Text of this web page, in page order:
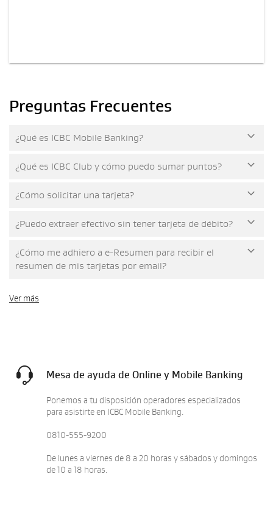
Preguntas Frecuentes
¿Qué es ICBC Mobile Banking?
¿Qué es ICBC Club y cómo puedo sumar puntos?
¿Cómo solicitar una tarjeta?
¿Puedo extraer efectivo sin tener tarjeta de débito?
¿Cómo me adhiero a e-Resumen para recibir el
resumen de mis tarjetas por email?
Ver más
Mesa de ayuda de Online y Mobile Banking
Ponemos a tu disposición operadores especializados
para asistirte en ICBC Mobile Banking.
0810-555-9200
De lunes a viernes de 8 a 20 horas y sábados y domingos
de 10 a 18 horas.